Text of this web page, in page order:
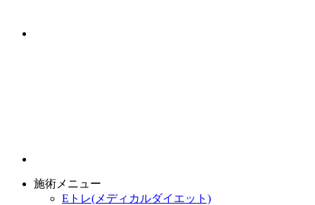
施術メニュー
Eトレ(メディカルダイエット)